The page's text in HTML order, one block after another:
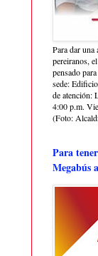
Para dar una
pereiranos,
pensado
sede:
de atención:
4:00 p.m.
(Foto:
Para
Megabús